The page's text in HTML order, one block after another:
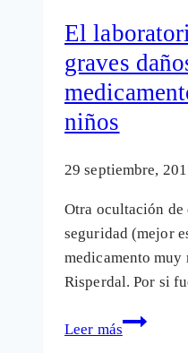
te
los
tomas
El
graves
niños
29 septiembre,
Otra ocultación de
seguridad (mejor
medicamento muy
Risperdal. Por si
Leer más
El